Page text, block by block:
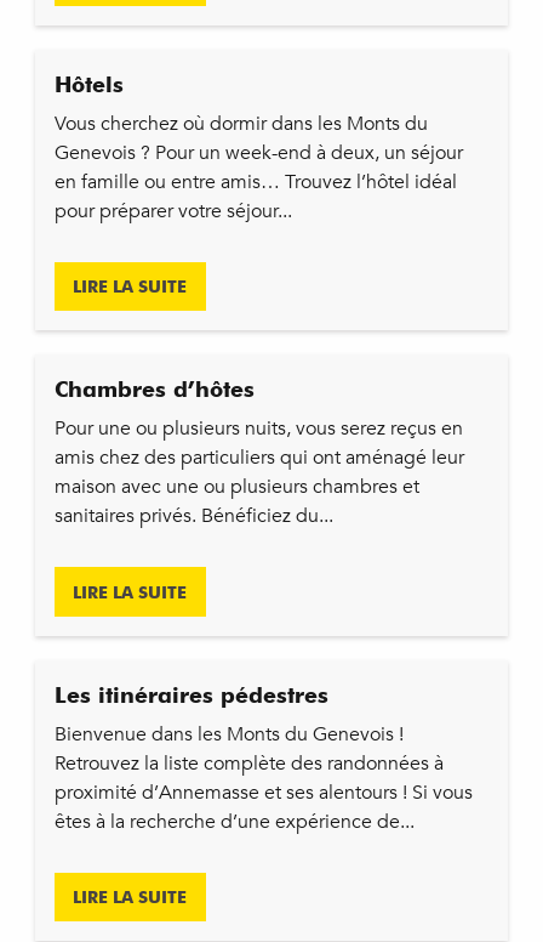
Hôtels
Vous cherchez où dormir dans les Monts du
Genevois ? Pour un week-end à deux, un séjour
en famille ou entre amis… Trouvez l’hôtel idéal
pour préparer votre séjour...
LIRE LA SUITE
Chambres d’hôtes
Pour une ou plusieurs nuits, vous serez reçus en
amis chez des particuliers qui ont aménagé leur
maison avec une ou plusieurs chambres et
sanitaires privés. Bénéficiez du...
LIRE LA SUITE
Les itinéraires pédestres
Bienvenue dans les Monts du Genevois !
Retrouvez la liste complète des randonnées à
proximité d’Annemasse et ses alentours ! Si vous
êtes à la recherche d’une expérience de...
LIRE LA SUITE